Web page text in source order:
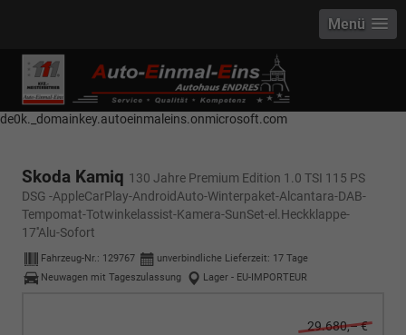
------------ Host Name : selector1._domainkey Points to address or value:
selector1-aee-de0k._domainkey.autoeinmaleins.onmicrosoft.com Host
Name : selector2._domainkey Points to address or value: selector2-aee-
de0k._domainkey.autoeinmaleins.onmicrosoft.com
Menü
Skoda Kamiq 130 Jahre Premium Edition 1.0 TSI 115 PS
DSG -AppleCarPlay-AndroidAuto-Winterpaket-Alcantara-DAB-
Tempomat-Totwinkelassist-Kamera-SunSet-el.Heckklappe-
17''Alu-Sofort
Fahrzeug-Nr.: 129767 unverbindliche Lieferzeit: 17 Tage
Neuwagen mit Tageszulassung
Lager - EU-IMPORTEUR
29.680,– €